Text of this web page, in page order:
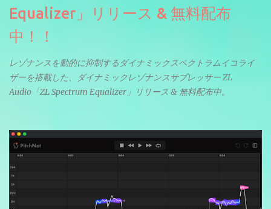
Equalizer」リリース & 無料配布
中！！
レゾナンスを動的に抑制するダイナミックスペクトラムイコライ
ザーを搭載した、ダイナミックレゾナンスサプレッサー ZL
Audio「ZL Spectrum Equalizer」リリース & 無料配布中。